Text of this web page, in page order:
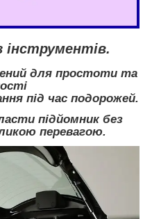
інструментів.
для простоти та
під час подорожей.
підйомник без
перевагою.